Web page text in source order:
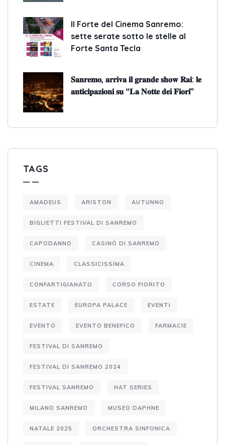
Il Forte del Cinema Sanremo:
sette serate sotto le stelle al
Forte Santa Tecla
𝐒𝐚𝐧𝐫𝐞𝐦𝐨, 𝐚𝐫𝐫𝐢𝐯𝐚 𝐢𝐥 𝐠𝐫𝐚𝐧𝐝𝐞 𝐬𝐡𝐨𝐰 𝐑𝐚𝐢: 𝐥𝐞
𝐚𝐧𝐭𝐢𝐜𝐢𝐩𝐚𝐳𝐢𝐨𝐧𝐢 𝐬𝐮 “𝐋𝐚 𝐍𝐨𝐭𝐭𝐞 𝐝𝐞𝐢 𝐅𝐢𝐨𝐫𝐢”
TAGS
AMADEUS ARISTON AUTUNNO
BIGLIETTI FESTIVAL DI SANREMO
CAPODANNO CASINÒ DI SANREMO
CINEMA CLASSICISSIMA
CONFARTIGIANATO CORSO FIORITO
ESTATE EUROPA PALACE EVENTI
EVENTO EVENTO BENEFICO FARMACIE
FESTIVAL DI SANREMO
FESTIVAL DI SANREMO 2024
FESTIVAL SANREMO HAT SERIES
MILANO SANREMO MUSEO DAPHNE
NATALE 2025 ORCHESTRA SINFONICA